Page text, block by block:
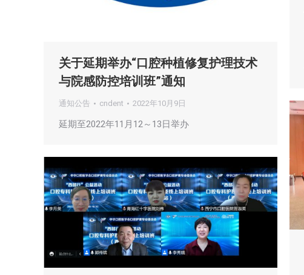
关于延期举办“口腔种植修复护理技术
与院感防控培训班”通知
通知公告 cndent 2022年10月9日
延期至2022年11月12～13日举办